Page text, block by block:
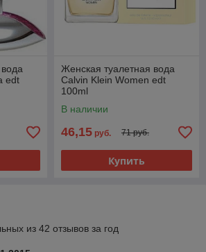
edt
Женская туалетная вода
Calvin Klein Women edt
100ml
В наличии
46,15 руб. 71 руб.
Купить
из 42 отзывов за год